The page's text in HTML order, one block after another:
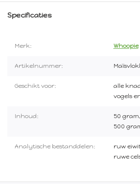
Specificaties
Merk: Whoopie
Artikelnummer:
Geschikt voor:
alle
vogels
Inhoud:
50
500
Analytische bestanddelen:
ruw
ruwe